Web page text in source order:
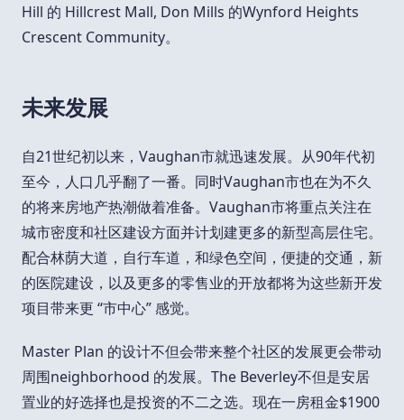
Hill 的 Hillcrest Mall, Don Mills 的Wynford Heights
Crescent Community。
未来发展
自21世纪初以来，Vaughan市就迅速发展。从90年代初
至今，人口几乎翻了一番。同时Vaughan市也在为不久
的将来房地产热潮做着准备。Vaughan市将重点关注在
城市密度和社区建设方面并计划建更多的新型高层住宅。
配合林荫大道，自行车道，和绿色空间，便捷的交通，新
的医院建设，以及更多的零售业的开放都将为这些新开发
项目带来更 “市中心” 感觉。
Master Plan 的设计不但会带来整个社区的发展更会带动
周围neighborhood 的发展。The Beverley不但是安居
置业的好选择也是投资的不二之选。现在一房租金$1900